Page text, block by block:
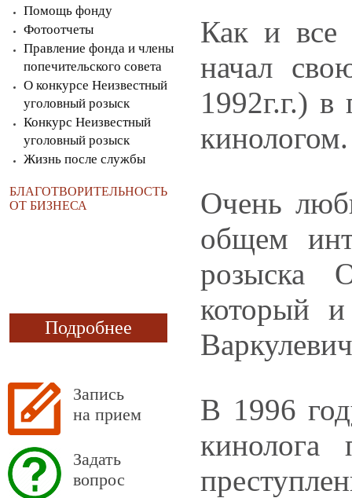
Помощь фонду
Фотоотчеты
Правление фонда и члены
попечительского совета
О конкурсе Неизвестный
уголовный розыск
Конкурс Неизвестный
уголовный розыск
Жизнь после службы
БЛАГОТВОРИТЕЛЬНОСТЬ
ОТ БИЗНЕСА
Подробнее
Запись
на прием
Задать
вопрос
Как и все
начал
1992г.г.) в
кинологом.
Очень
общем
розыска
который
В 1996
кинолога